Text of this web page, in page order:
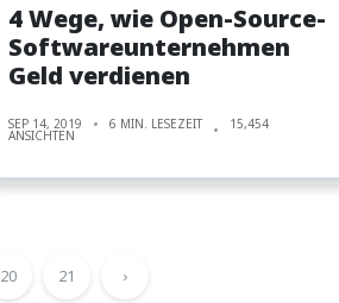
4 Wege, wie Open-Source-
Softwareunternehmen
Geld verdienen
SEP 14, 2019 6 MIN. LESEZEIT 15,454
ANSICHTEN
20 21 ›